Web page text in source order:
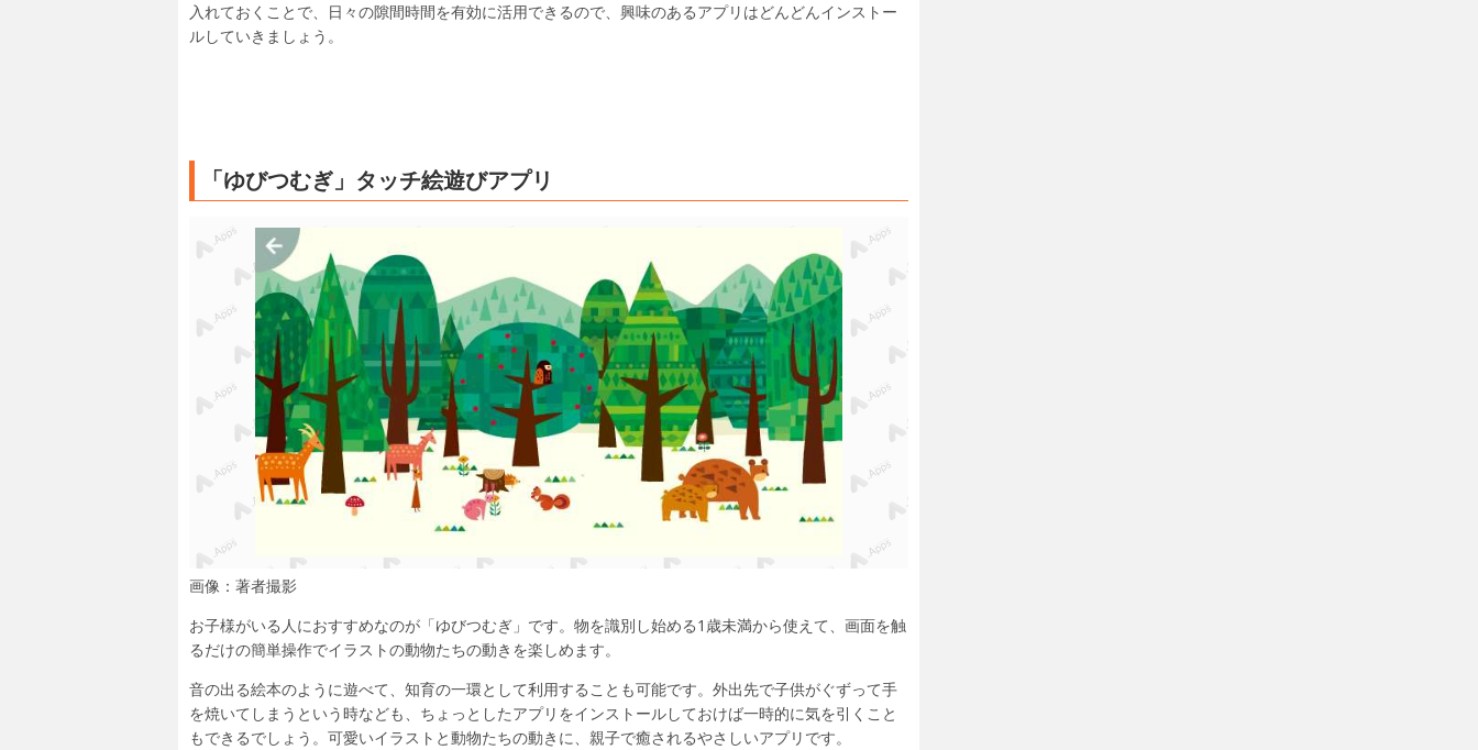
入れておくことで、日々の隙間時間を有効に活用できるので、興味のあるアプリはどんどんインストー
ルしていきましょう。
「ゆびつむぎ」タッチ絵遊びアプリ
画像：著者撮影
お子様がいる人におすすめなのが「ゆびつむぎ」です。物を識別し始める1歳未満から使えて、画面を触
るだけの簡単操作でイラストの動物たちの動きを楽しめます。
音の出る絵本のように遊べて、知育の一環として利用することも可能です。外出先で子供がぐずって手
を焼いてしまうという時なども、ちょっとしたアプリをインストールしておけば一時的に気を引くこと
もできるでしょう。可愛いイラストと動物たちの動きに、親子で癒されるやさしいアプリです。